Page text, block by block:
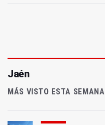
Jaén
MÁS VISTO ESTA SEMANA